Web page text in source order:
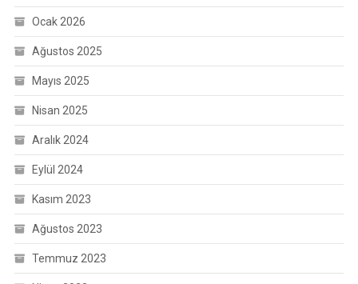
Ocak 2026
Ağustos 2025
Mayıs 2025
Nisan 2025
Aralık 2024
Eylül 2024
Kasım 2023
Ağustos 2023
Temmuz 2023